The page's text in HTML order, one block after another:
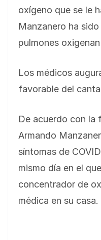
oxígeno que se le
Manzanero ha
pulmones
Los médicos
favorable del
De acuerdo con la
Armando
síntomas de
mismo día en el
concentrador de
médica en su casa.